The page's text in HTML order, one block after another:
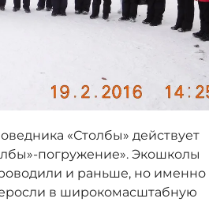
«Столбы» действует
погружение». Экошколы
и раньше, но именно
в широкомасштабную